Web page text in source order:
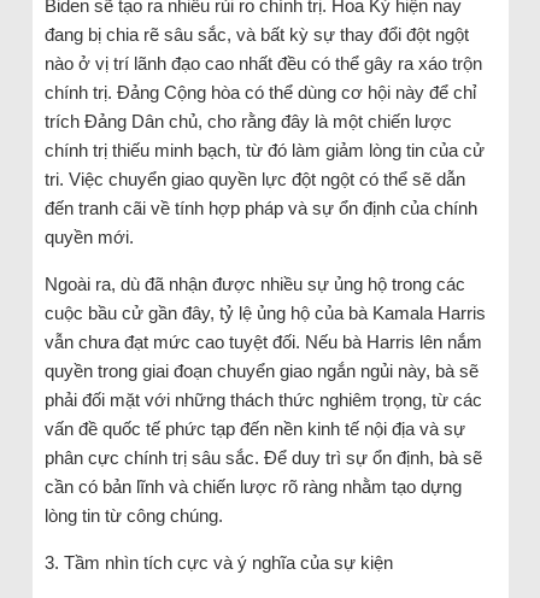
Biden sẽ tạo ra nhiều rủi ro chính trị. Hoa Kỳ hiện nay
đang bị chia rẽ sâu sắc, và bất kỳ sự thay đổi đột ngột
nào ở vị trí lãnh đạo cao nhất đều có thể gây ra xáo trộn
chính trị. Đảng Cộng hòa có thể dùng cơ hội này để chỉ
trích Đảng Dân chủ, cho rằng đây là một chiến lược
chính trị thiếu minh bạch, từ đó làm giảm lòng tin của cử
tri. Việc chuyển giao quyền lực đột ngột có thể sẽ dẫn
đến tranh cãi về tính hợp pháp và sự ổn định của chính
quyền mới.
Ngoài ra, dù đã nhận được nhiều sự ủng hộ trong các
cuộc bầu cử gần đây, tỷ lệ ủng hộ của bà Kamala Harris
vẫn chưa đạt mức cao tuyệt đối. Nếu bà Harris lên nắm
quyền trong giai đoạn chuyển giao ngắn ngủi này, bà sẽ
phải đối mặt với những thách thức nghiêm trọng, từ các
vấn đề quốc tế phức tạp đến nền kinh tế nội địa và sự
phân cực chính trị sâu sắc. Để duy trì sự ổn định, bà sẽ
cần có bản lĩnh và chiến lược rõ ràng nhằm tạo dựng
lòng tin từ công chúng.
3. Tầm nhìn tích cực và ý nghĩa của sự kiện